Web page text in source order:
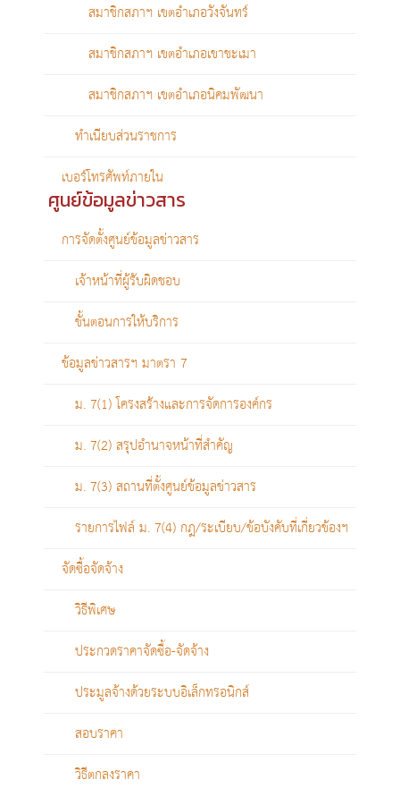
สมาชิกสภาฯ เขตอำเภอวังจันทร์
สมาชิกสภาฯ เขตอำเภอเขาชะเมา
สมาชิกสภาฯ เขตอำเภอนิคมพัฒนา
ทำเนียบส่วนราชการ
เบอร์โทรศัพท์ภายใน
ศูนย์ข้อมูลข่าวสาร
การจัดตั้งศูนย์ข้อมูลข่าวสาร
เจ้าหน้าที่ผู้รับผิดชอบ
ขั้นตอนการให้บริการ
ข้อมูลข่าวสารฯ มาตรา 7
ม. 7(1) โครงสร้างและการจัดการองค์กร
ม. 7(2) สรุปอำนาจหน้าที่สำคัญ
ม. 7(3) สถานที่ตั้งศูนย์ข้อมูลข่าวสาร
รายการไฟล์ ม. 7(4) กฎ/ระเบียบ/ข้อบังคับที่เกี่ยวข้องฯ
จัดซื้อจัดจ้าง
วิธีพิเศษ
ประกวดราคาจัดซื้อ-จัดจ้าง
ประมูลจ้างด้วยระบบอิเล็กทรอนิกส์
สอบราคา
วิธีตกลงราคา